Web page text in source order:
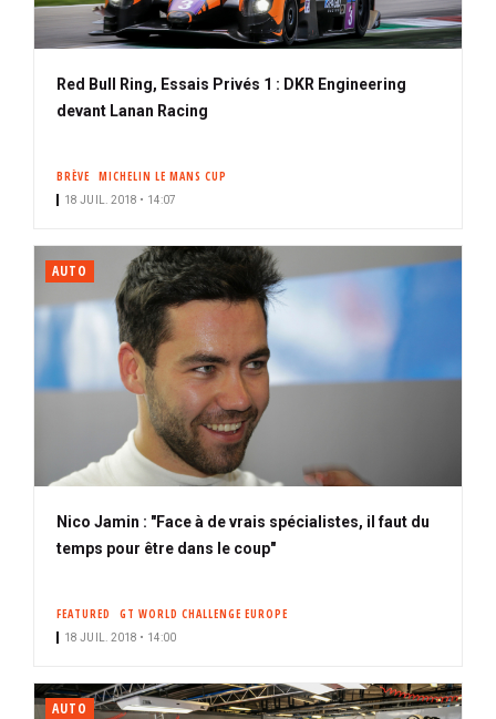
Red Bull Ring, Essais Privés 1 : DKR Engineering
devant Lanan Racing
BRÈVE MICHELIN LE MANS CUP
18 JUIL. 2018 • 14:07
AUTO
Nico Jamin : "Face à de vrais spécialistes, il faut du
temps pour être dans le coup"
FEATURED GT WORLD CHALLENGE EUROPE
18 JUIL. 2018 • 14:00
AUTO